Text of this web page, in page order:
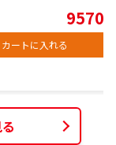
9570
カートに入れる